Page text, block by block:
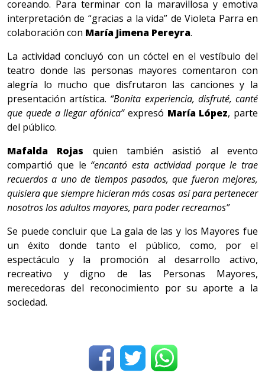
coreando. Para terminar con la maravillosa y emotiva
interpretación de “gracias a la vida” de Violeta Parra en
colaboración con María Jimena Pereyra.
La actividad concluyó con un cóctel en el vestíbulo del
teatro donde las personas mayores comentaron con
alegría lo mucho que disfrutaron las canciones y la
presentación artística. “Bonita experiencia, disfruté, canté
que quede a llegar afónica”expresó María López, parte
del público.
Mafalda Rojas quien también asistió al evento
compartió que le “encantó esta actividad porque le trae
recuerdos a uno de tiempos pasados, que fueron mejores,
quisiera que siempre hicieran más cosas así para pertenecer
nosotros los adultos mayores, para poder recrearnos”
Se puede concluir que La gala de las y los Mayores fue
un éxito donde tanto el público, como, por el
espectáculo y la promoción al desarrollo activo,
recreativo y digno de las Personas Mayores,
merecedoras del reconocimiento por su aporte a la
sociedad.